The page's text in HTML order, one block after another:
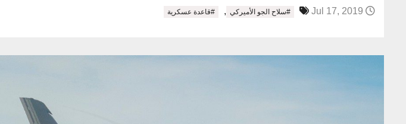
#سلاح الجو الأميركي , #قاعدة عسكرية